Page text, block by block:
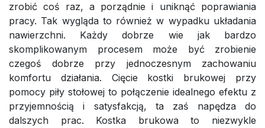
zrobić coś raz, a porządnie i uniknąć poprawiania
pracy. Tak wygląda to również w wypadku układania
nawierzchni. Każdy dobrze wie jak bardzo
skomplikowanym procesem może być zrobienie
czegoś dobrze przy jednoczesnym zachowaniu
komfortu działania. Cięcie kostki brukowej przy
pomocy piły stołowej to połączenie idealnego efektu z
przyjemnością i satysfakcją, ta zaś napędza do
dalszych prac. Kostka brukowa to niezwykle